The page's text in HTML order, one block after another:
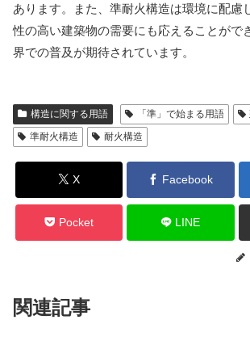
あります。また、準耐火構造は環境に配慮
性の高い建築物の需要にも応えることがで
界での普及が期待されています。
構造に関する用語 「準」で始まる用語
準耐火構造
耐火構造
X Facebook
Pocket LINE
関連記事